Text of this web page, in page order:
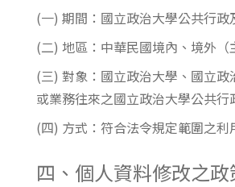
(一) 期間：國立政治大學公共行
(二) 地區：中華民國境內、境外（
(三) 對象：國立政治大學、國立
或業務往來之國立政治大學公共
(四) 方式：符合法令規定範圍之利
四、個人資料修改之政